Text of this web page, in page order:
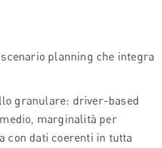
planning che integra
granulare: driver-based
marginalità per
con dati coerenti in tutta